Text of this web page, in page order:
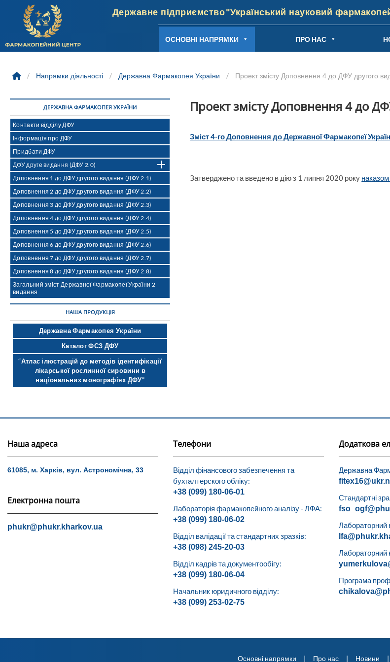
content
"Український науковий
ОСНОВНІ НАПРЯМКИ ПРО НАС
/ Напрямки діяльності / Державна Фармакопея України / Проект змісту Доповнення 4 до ДФУ другого
Проект змісту Доповнення 4 до
Зміст 4-го Доповнення до Державної Фармакопеї
Затверджено та введено в дію з 1 липня 2020 року
ДЕРЖАВНА ФАРМАКОПЕЯ УКРАЇНИ
Контакти відділу ДФУ
Інформація про ДФУ
Придбати ДФУ
ДФУ друге видання (ДФУ 2.0)
Доповнення 1 до ДФУ другого видання (ДФУ 2.1)
Доповнення 2 до ДФУ другого видання (ДФУ 2.2)
Доповнення 3 до ДФУ другого видання (ДФУ 2.3)
Доповнення 4 до ДФУ другого видання (ДФУ 2.4)
Доповнення 5 до ДФУ другого видання (ДФУ 2.5)
Доповнення 6 до ДФУ другого видання (ДФУ 2.6)
Доповнення 7 до ДФУ другого видання (ДФУ 2.7)
Доповнення 8 до ДФУ другого видання (ДФУ 2.8)
Загальний зміст Державної Фармакопеї України 2
видання
НАША ПРОДУКЦІЯ
Державна Фармакопея України
Каталог ФСЗ ДФУ
“Атлас ілюстрацій до методів ідентифікації
лікарської рослинної сировини в
національних монографіях ДФУ”
Наша адреса
61085, м. Харків, вул. Астрономічна, 33
Електронна пошта
phukr@phukr.kharkov.ua
Телефони
Відділ фінансового забезпечення та
бухгалтерского обліку:
+38 (099) 180-06-01
Лабораторія фармакопейного аналізу - ЛФА:
+38 (099) 180-06-02
Відділ валідації та стандартних зразків:
+38 (098) 245-20-03
Відділ кадрів та документообігу:
+38 (099) 180-06-04
Начальник юридичного відділу:
+38 (099) 253-02-75
Додаткова
Державна
Стандартні
Лабораторний
Лабораторний
Програма
Основні напрямки Про нас Новини